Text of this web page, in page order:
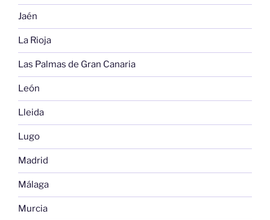
Jaén
La Rioja
Las Palmas de Gran Canaria
León
Lleida
Lugo
Madrid
Málaga
Murcia